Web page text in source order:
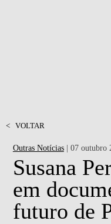
< VOLTAR
Outras Notícias| 07 outubro
Susana
em
futuro de